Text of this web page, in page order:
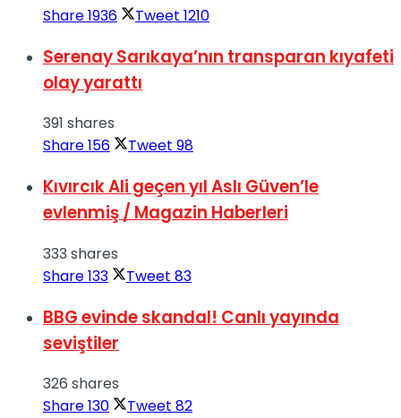
Share1936 Tweet 1210
Serenay Sarıkaya’nın transparan kıyafeti
olay yarattı
391 shares
Share156 Tweet 98
Kıvırcık Ali geçen yıl Aslı Güven’le
evlenmiş / Magazin Haberleri
333 shares
Share133 Tweet 83
BBG evinde skandal! Canlı yayında
seviştiler
326 shares
Share130 Tweet 82